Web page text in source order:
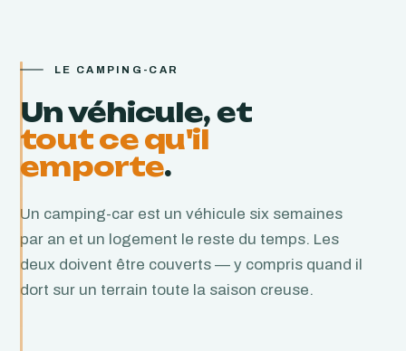
LE CAMPING-CAR
Un véhicule, et
tout ce qu'il
emporte.
Un camping-car est un véhicule six semaines
par an et un logement le reste du temps. Les
deux doivent être couverts — y compris quand il
dort sur un terrain toute la saison creuse.